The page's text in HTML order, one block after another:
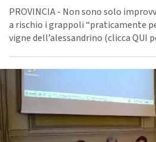
PROVINCIA - Non sono solo
a rischio i grappoli “praticamente
vigne dell’alessandrino (clicca QUI